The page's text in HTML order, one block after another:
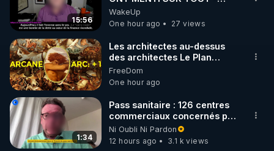
15:56
Jocelyne Traduction
WakeUp
One hour ago
27 views
Les architectes au-dessus
des architectes Le Plan
Arcanique documente les
constructions des
administrateurs de niveau
humain. Cet article précise à
quoi elles étaient destinées.
https://naradigmshift.substack.com/
architects-above-the-
FreeDom
One hour ago
1:34
Pass sanitaire : 126 centres
commerciaux concernés par
l'obligation dans toute la
France
Ni Oubli Ni Pardon
12 hours ago
3.1 k views